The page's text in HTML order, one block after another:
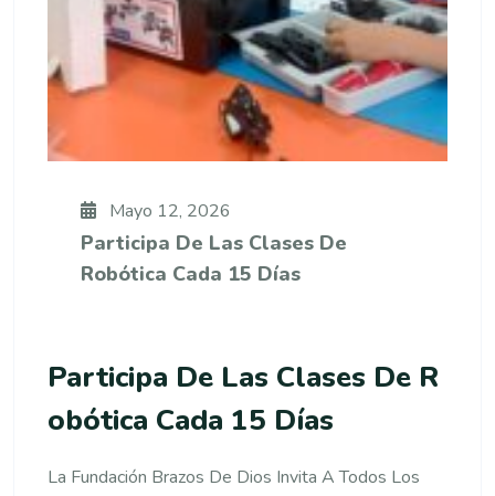
Mayo 12, 2026
Participa De Las Clases De
Robótica Cada 15 Días
Participa De Las Clases De R
Obótica Cada 15 Días
La Fundación Brazos De Dios Invita A Todos Los